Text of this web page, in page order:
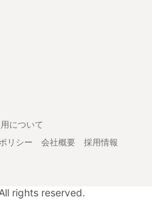
について
リシー 会社概要
採用情報
rights reserved.